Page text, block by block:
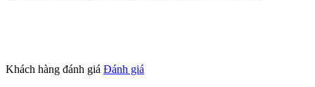
Khách hàng đánh giá Đánh giá